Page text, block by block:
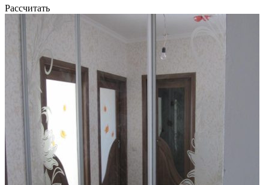
Рассчитать